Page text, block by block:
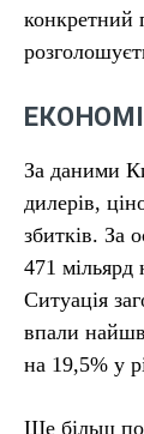
конкретний
За даними
дилерів,
збитків. За
471 мільярд
Ситуація
впали
на 19,5% у
Ще більш